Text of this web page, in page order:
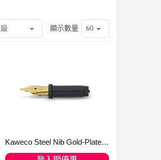
顯示數量
Kaweco Steel Nib Gold-Plated 190 Insert with Thread for PISTON FILLER